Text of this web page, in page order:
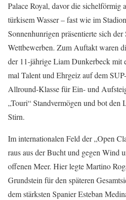
Palace Royal, davor die sichelförmig
türkisem Wasser – fast wie im
Sonnenhunrigen präsentierte sich
Wettbewerben. Zum Auftakt waren
der 11-jährige Liam Dunkerbeck mit
mal Talent und Ehrgeiz auf dem
Allround-Klasse für Ein- und
„Touri“ Standvermögen und bot den
Stirn.
Im internationalen Feld der „Open
raus aus der Bucht und gegen Wind
offenen Meer. Hier legte Martino
Grundstein für den späteren
dem stärksten Spanier Esteban